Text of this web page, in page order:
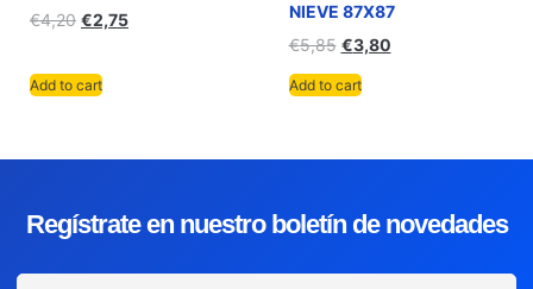
€4,20 €2,75
Add to cart
NIEVE 87X87
€5,85 €3,80
Add to cart
Regístrate en nuestro boletín de novedades